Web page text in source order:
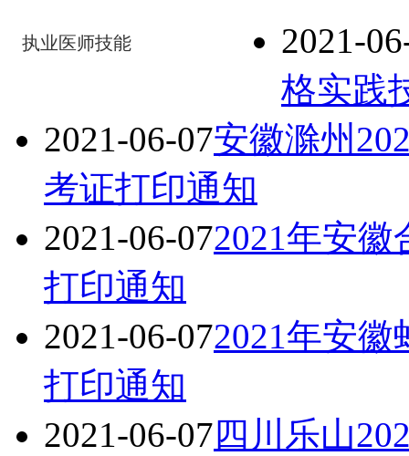
执业医师技能
2021-
格实践
2021-06-07安徽滁州
考证打印通知
2021-06-072021年安
打印通知
2021-06-072021年安
打印通知
2021-06-07四川乐山